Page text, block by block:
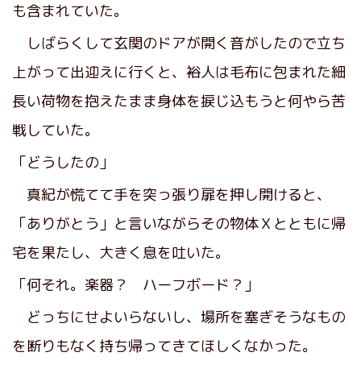
も含まれていた。
しばらくして玄関のドアが開く音がしたので立ち
上がって出迎えに行くと、裕人は毛布に包まれた細
長い荷物を抱えたまま身体を捩じ込もうと何やら苦
戦していた。
「どうしたの」
真紀が慌てて手を突っ張り扉を押し開けると、
「ありがとう」と言いながらその物体Ｘとともに帰
宅を果たし、大きく息を吐いた。
「何それ。楽器？ ハーフボード？」
どっちにせよいらないし、場所を塞ぎそうなもの
を断りもなく持ち帰ってきてほしくなかった。